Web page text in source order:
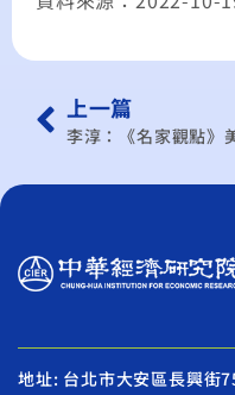
上一篇
地址: 台北市大安區長興街